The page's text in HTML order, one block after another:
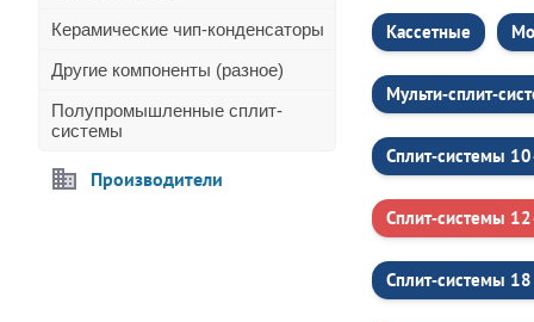
Керамические чип-конденсаторы
Другие компоненты (разное)
Полупромышленные сплит-
системы
Производители
Кассетные
Сплит‑системы
Сплит‑системы
Сплит‑системы